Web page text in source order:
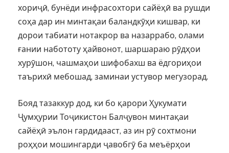
хориҷӣ, бунёди инфрасохтори сайёҳӣ ва рушди
соҳа дар ин минтақаи баландкӯҳи кишвар, ки
дорои табиати нотакрор ва назаррабо, олами
ғании набототу ҳайвонот, шаршараю рӯдҳои
хурӯшон, чашмаҳои шифобахш ва ёдгориҳои
таърихӣ мебошад, заминаи устувор мегузорад.
Бояд тазаккур дод, ки бо қарори Ҳукумати
Ҷумҳурии Тоҷикистон Балҷувон минтақаи
сайёҳӣ эълон гардидааст, аз ин рӯ сохтмони
роҳҳои мошингарди ҷавобгӯ ба меъёрҳои